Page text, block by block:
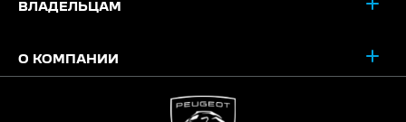
ВЛАДЕЛЬЦАМ
О КОМПАНИИ